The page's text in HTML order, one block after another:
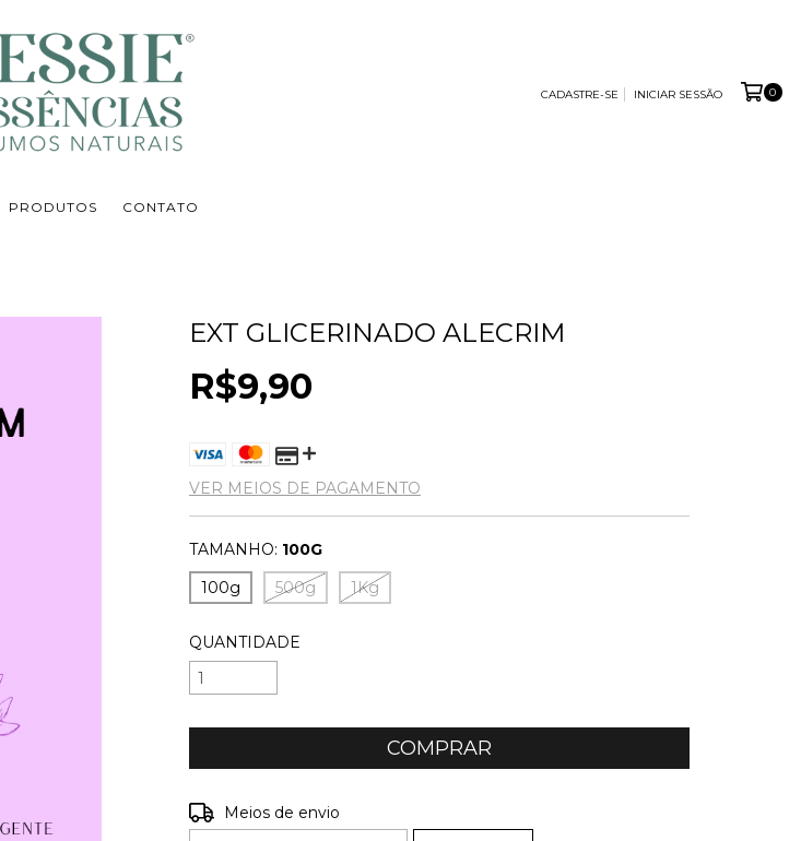
CADASTRE-SE INICIAR SESSÃO 0
PRODUTOS CONTATO
EXT GLICERINADO ALECRIM
R$9,90
VER MEIOS DE PAGAMENTO
TAMANHO: 100G
100g
500g 1Kg
QUANTIDADE
Entregas para o CEP:
Meios de envio